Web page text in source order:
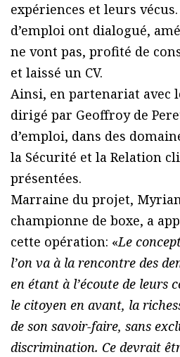
expériences et leurs
d’emploi ont dialogué,
ne vont pas, profité de
et laissé un CV.
Ainsi, en partenariat avec
dirigé par Geoffroy de
d’emploi, dans des
la Sécurité et la Relation
présentées.
Marraine du projet,
championne de boxe, a
cette opération: «Le
l’on va à la rencontre des
en étant à l’écoute de leurs
le citoyen en avant, la
de son savoir-faire, sans
discrimination. Ce devrait